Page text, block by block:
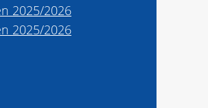
2025/2026
2025/2026